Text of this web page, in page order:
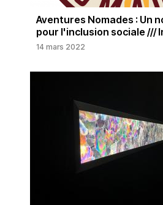
Aventures Nomades : Un
pour l'inclusion sociale ///
14 mars 2022